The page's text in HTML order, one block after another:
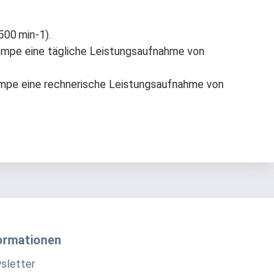
min-1).
eine ­tägliche Leistungsaufnahme von
eine rechnerische Leistungsaufnahme von